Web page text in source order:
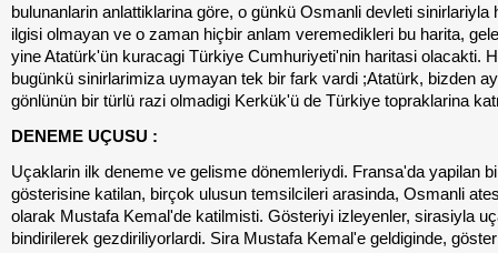
bulunanlarin anlattiklarina göre, o günkü Osmanli devleti sinirlariyla
ilgisi olmayan ve o zaman hiçbir anlam veremedikleri bu harita,
yine Atatürk'ün kuracagi Türkiye Cumhuriyeti'nin haritasi olacakti.
bugünkü sinirlarimiza uymayan tek bir fark vardi ;Atatürk, bizden
gönlünün bir türlü razi olmadigi Kerkük'ü de Türkiye topraklarina
DENEME UÇUSU :
Uçaklarin ilk deneme ve gelisme dönemleriydi. Fransa'da yapilan
gösterisine katilan, birçok ulusun temsilcileri arasinda, Osmanli
olarak Mustafa Kemal'de katilmisti. Gösteriyi izleyenler, sirasiyla
bindirilerek gezdiriliyorlardi. Sira Mustafa Kemal'e geldiginde,